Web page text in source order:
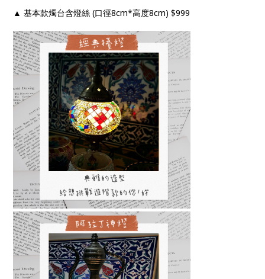
▲ 基本款燭台含燈絲 (口徑8cm*高度8cm) $999